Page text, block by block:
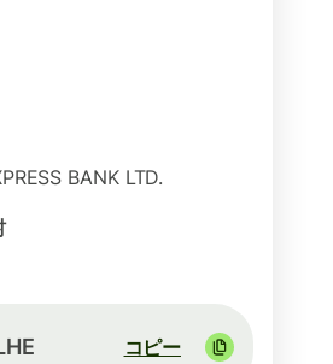
BANK LTD.
コピー